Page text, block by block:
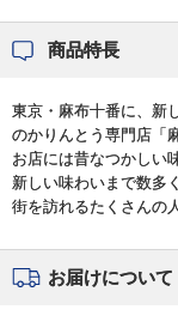
商品特長
東京・麻布十番に、新
のかりんとう専門店「
お店には昔なつかしい
新しい味わいまで数多
街を訪れるたくさんの
お届けについて